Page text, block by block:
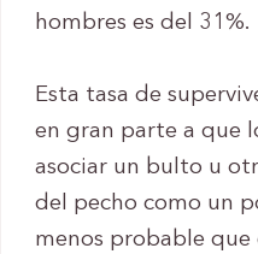
hombres es del 31%.
Esta tasa de
en gran parte a que
asociar un bulto u
del pecho como un
menos probable